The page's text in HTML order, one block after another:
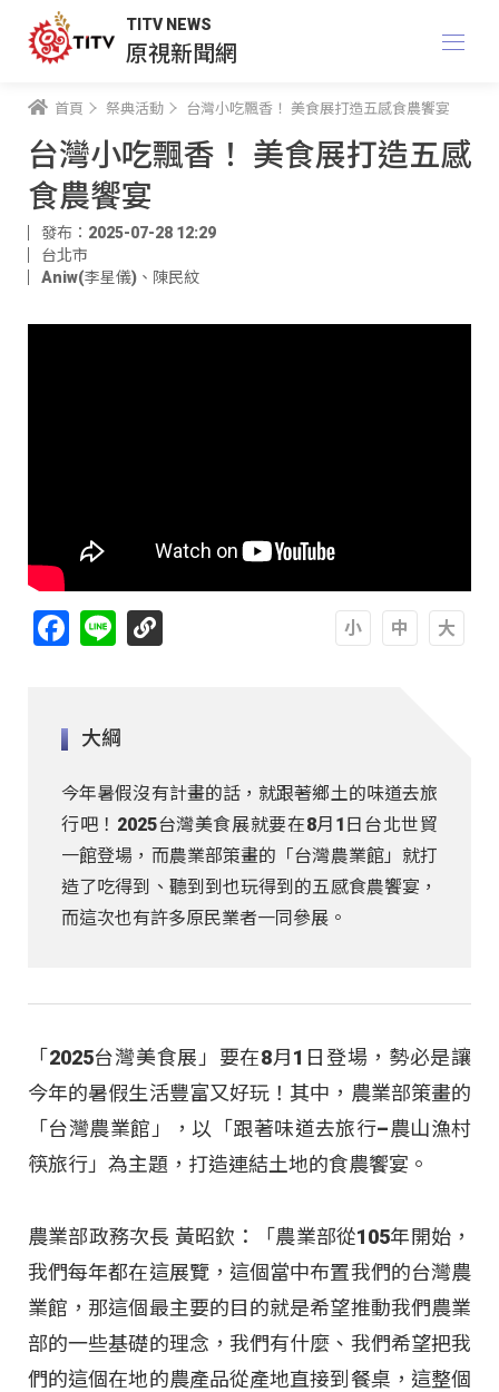
TITV NEWS
原視新聞網
首頁 祭典活動 台灣小吃飄香！ 美食展打造五感食農饗宴
台灣小吃飄香！ 美食展打造五感
食農饗宴
發布：2025-07-28 12:29
台北市
Aniw(李星儀) 、 陳民紋
Facebook
Line
大綱
今年暑假沒有計畫的話，就跟著鄉土的味道去旅
行吧！2025台灣美食展就要在8月1日台北世貿
一館登場，而農業部策畫的「台灣農業館」就打
造了吃得到、聽到到也玩得到的五感食農饗宴，
而這次也有許多原民業者一同參展。
「2025台灣美食展」要在8月1日登場，勢必是讓
今年的暑假生活豐富又好玩！其中，農業部策畫的
「台灣農業館」，以「跟著味道去旅行–農山漁村
筷旅行」為主題，打造連結土地的食農饗宴。
農業部政務次長 黃昭欽：「農業部從105年開始，
我們每年都在這展覽，這個當中布置我們的台灣農
業館，那這個最主要的目的就是希望推動我們農業
部的一些基礎的理念，我們有什麼、我們希望把我
們的這個在地的農產品從產地直接到餐桌，這整個